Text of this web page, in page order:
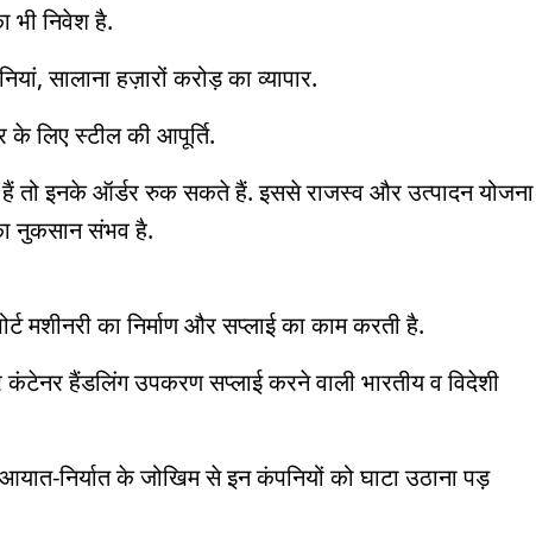
भी निवेश है.
सालाना हज़ारों करोड़ का व्यापार.
के लिए स्टील की आपूर्ति.
तो इनके ऑर्डर रुक सकते हैं. इससे राजस्व और उत्पादन योजना
नुकसान संभव है.
का निर्माण और सप्लाई का काम करती है.
हैंडलिंग उपकरण सप्लाई करने वाली भारतीय व विदेशी
निर्यात के जोखिम से इन कंपनियों को घाटा उठाना पड़